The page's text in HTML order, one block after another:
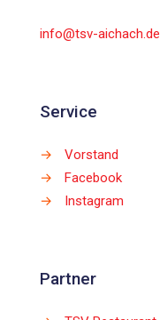
info@tsv-aichach.de
Service
→
Vorstand
→
Facebook
→
Instagram
Partner